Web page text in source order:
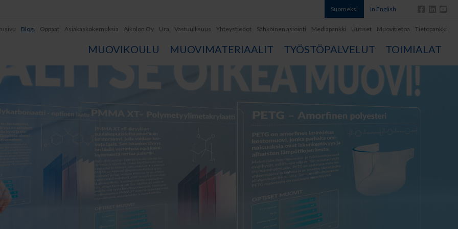
Suomeksi In English
Blogi Oppaat Asiakaskokemuksia Aikolon Oy Ura Vastuullisuus Yhteystiedot Sähköinen asiointi Mediapankki Uutiset Muovitietoa Tietopankki
MUOVIKOULU MUOVIMATERIAALIT TYÖSTÖPALVELUT TOIMIALAT